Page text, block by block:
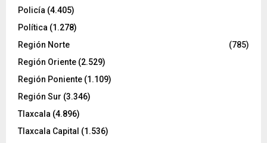
Policía (4.405)
Política (1.278)
Región Norte
(785)
Región Oriente (2.529)
Región Poniente (1.109)
Región Sur (3.346)
Tlaxcala (4.896)
Tlaxcala Capital (1.536)